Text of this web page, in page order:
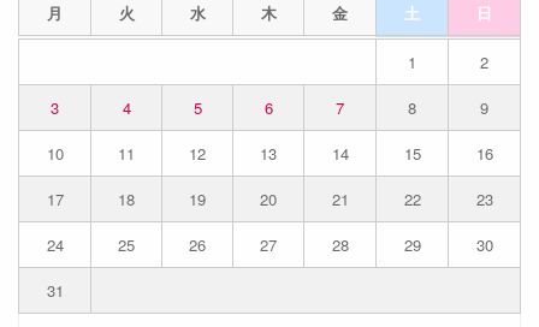
月 火 水 木 金 土 日
1
2
3
4 5 6 7 8
9
10
11 12 13 14 15
16
17
18 19 20 21 22
23
24
25 26 27 28 29
30
31